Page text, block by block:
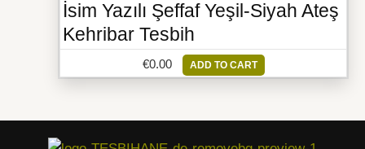
İsim Yazılı Şeffaf Yeşil-Siyah Ateş
Kehribar Tesbih
€0.00 ADD TO CART